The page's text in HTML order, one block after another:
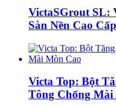
VictaSGrout SL:
Sàn Nền Cao Cấp
Victa Top: Bột
Tông Chống Mài